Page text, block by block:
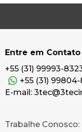
Entre em Contato
+55 (31) 99993-
+55 (31) 99804-
E-mail:
Trabalhe